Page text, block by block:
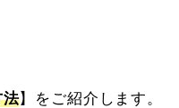
法】をご紹介します。